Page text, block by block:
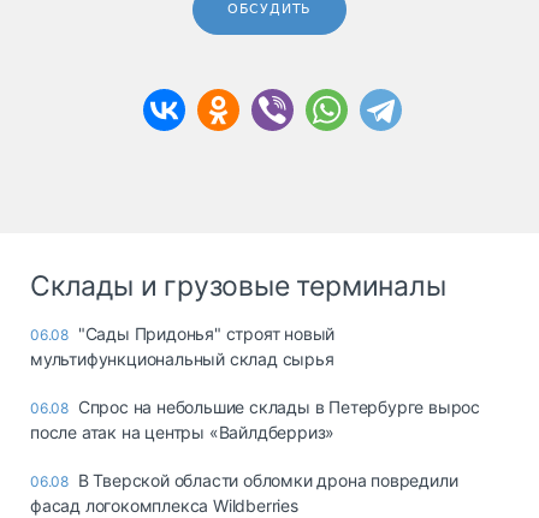
ОБСУДИТЬ
Склады и грузовые терминалы
06.08 "Сады Придонья" строят новый
мультифункциональный склад сырья
06.08 Спрос на небольшие склады в Петербурге вырос
после атак на центры «Вайлдберриз»
06.08 В Тверской области обломки дрона повредили
фасад логокомплекса Wildberries